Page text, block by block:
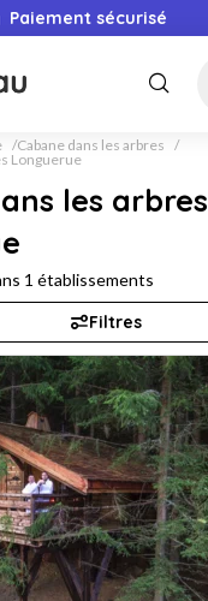
Paiement sécurisé
Livraison immédiate
Cabane dans les arbres
Longuerue
les arbres
1 établissements
Filtres